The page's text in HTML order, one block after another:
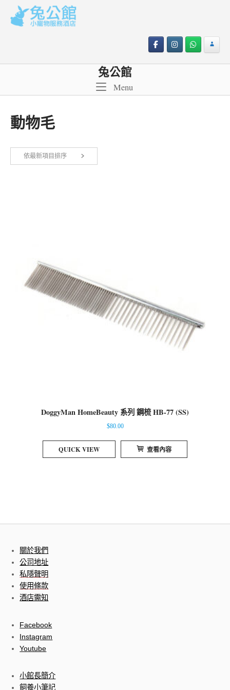
content
兔公館
MenuMenu
動物毛
依最新項目排序
DoggyMan HomeBeauty 系列 鋼梳 HB-77 (SS)
$80.00
QUICK VIEW 查看內容
關於我們
公司地址
私隱聲明
使用條款
酒店需知
Facebook
Instagram
Youtube
小館長簡介
飼養小筆記